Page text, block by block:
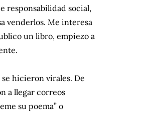
responsabilidad social,
venderlos. Me interesa
un libro, empiezo a
hicieron virales. De
a llegar correos
su poema” o